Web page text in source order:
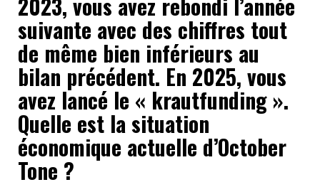
suivante avec des chiffres tout
de même bien inférieurs au
bilan précédent. En 2025, vous
avez lancé le « krautfunding ».
Quelle est la situation
économique actuelle d’October
Tone ?